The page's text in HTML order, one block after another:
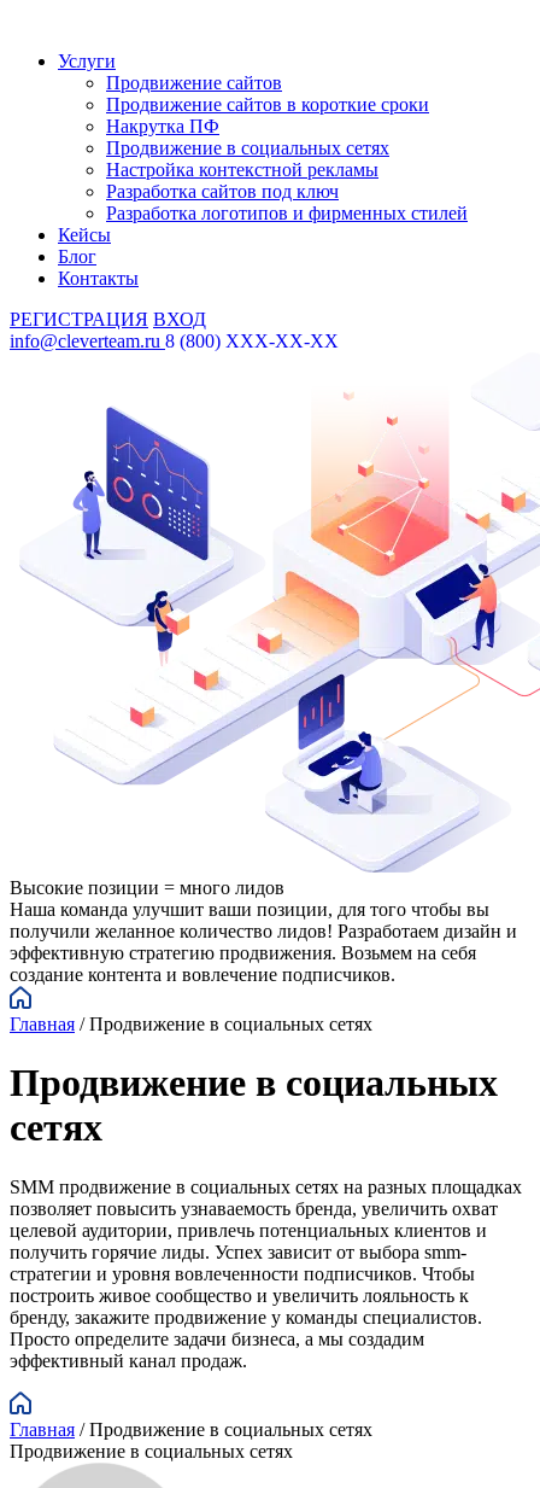
Услуги
Продвижение сайтов
Продвижение сайтов в короткие сроки
Накрутка ПФ
Продвижение в социальных сетях
Настройка контекстной рекламы
Разработка сайтов под ключ
Разработка логотипов и фирменных стилей
Кейсы
Блог
Контакты
РЕГИСТРАЦИЯ ВХОД
info@cleverteam.ru 8 (800) XXX-XX-XX
Высокие позиции = много лидов
Наша команда улучшит ваши позиции, для того чтобы вы
получили желанное количество лидов! Разработаем дизайн и
эффективную стратегию продвижения. Возьмем на себя
создание контента и вовлечение подписчиков.
Главная / Продвижение в социальных сетях
Продвижение в социальных
сетях
SMM продвижение в социальных сетях на разных площадках
позволяет повысить узнаваемость бренда, увеличить охват
целевой аудитории, привлечь потенциальных клиентов и
получить горячие лиды. Успех зависит от выбора smm-
стратегии и уровня вовлеченности подписчиков. Чтобы
построить живое сообщество и увеличить лояльность к
бренду, закажите продвижение у команды специалистов.
Просто определите задачи бизнеса, а мы создадим
эффективный канал продаж.
Главная / Продвижение в социальных сетях
Продвижение в социальных сетях